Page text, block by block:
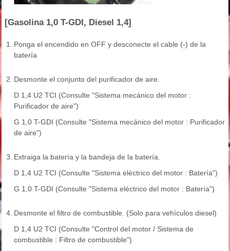
[Gasolina 1,0 T-GDI, Diesel 1,4]
1.
Ponga el encendido en OFF y desconecte el cable (-) de la
batería
2. Desmonte el conjunto del purificador de aire.
D 1,4 U2 TCI (Consulte "Sistema mecánico del motor :
Purificador de aire")
G 1,0 T-GDI (Consulte "Sistema mecánico del motor : Purificador
de aire")
3. Extraiga la batería y la bandeja de la batería.
D 1,4 U2 TCI (Consulte "Sistema eléctrico del motor : Batería")
G 1,0 T-GDI (Consulte "Sistema eléctrico del motor : Batería")
4. Desmonte el filtro de combustible. (Solo para vehículos diesel)
D 1,4 U2 TCI (Consulte "Control del motor / Sistema de
combustible : Filtro de combustible")